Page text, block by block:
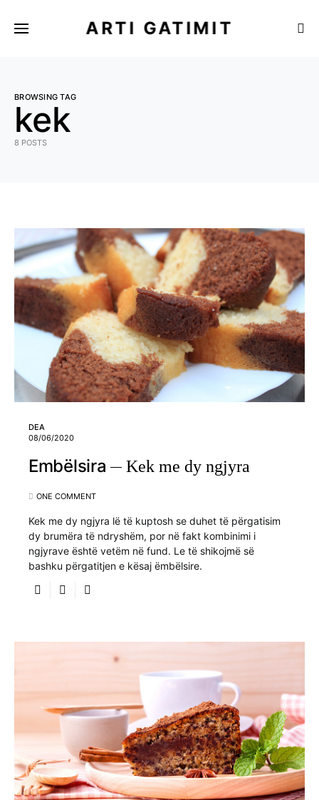
ARTI GATIMIT
BROWSING TAG
kek
8 POSTS
DEA
08/06/2020
Embëlsira Kek me dy ngjyra
ONE COMMENT
Kek me dy ngjyra lë të kuptosh se duhet të përgatisim
dy brumëra të ndryshëm, por në fakt kombinimi i
ngjyrave është vetëm në fund. Le të shikojmë së
bashku përgatitjen e kësaj ëmbëlsire.